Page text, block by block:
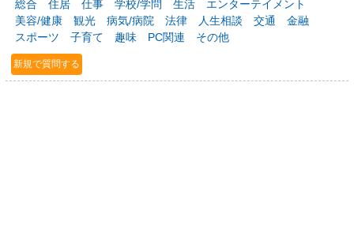
掲示板 タウン情報 教えて！
総合 住居 仕事 学校/学問 生活
エンターテイメント
美容/健康
観光 病気/病院 法律 人生相談 交通
金融
スポーツ
子育て 趣味 PC関連 その他
新規で質問する